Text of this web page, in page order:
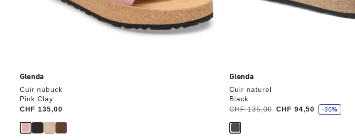
Glenda
Cuir nubuck
Pink Clay
Price:
CHF 135,00
Glenda
Cuir naturel
Black
Avant:
CHF 135,00
à CHF 94,50
é
c
n
o
m
-30%